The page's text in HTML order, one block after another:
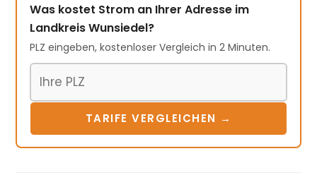
Was kostet Strom an Ihrer Adresse im
Landkreis Wunsiedel?
PLZ eingeben, kostenloser Vergleich in 2 Minuten.
TARIFE VERGLEICHEN →